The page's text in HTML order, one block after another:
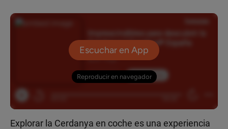
Explorar la Cerdanya en coche es una experiencia